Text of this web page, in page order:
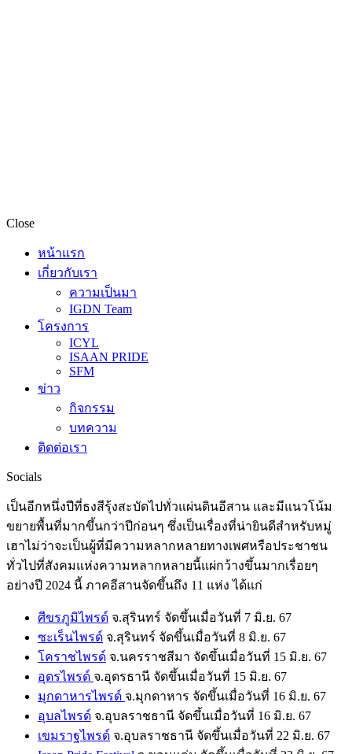
Close
หน้าแรก
เกี่ยวกับเรา
ความเป็นมา
IGDN Team
โครงการ
ICYL
ISAAN PRIDE
SFM
ข่าว
กิจกรรม
บทความ
ติดต่อเรา
Socials
เป็นอีกหนึ่งปีที่ธงสีรุ้งสะบัดไปทั่วแผ่นดินอีสาน และมีแนวโน้ม
ขยายพื้นที่มากขึ้นกว่าปีก่อนๆ ซึ่งเป็นเรื่องที่น่ายินดีสำหรับหมู่
เฮาไม่ว่าจะเป็นผู้ที่มีความหลากหลายทางเพศหรือประชาชน
ทั่วไปที่สังคมแห่งความหลากหลายนี้แผ่กว้างขึ้นมากเรื่อยๆ
อย่างปี 2024 นี้ ภาคอีสานจัดขึ้นถึง 11 แห่ง ได้แก่
ศีขรภูมิไพรด์ จ.สุรินทร์ จัดขึ้นเมื่อวันที่ 7 มิ.ย. 67
ซะเร็นไพรด์ จ.สุรินทร์ จัดขึ้นเมื่อวันที่ 8 มิ.ย. 67
โคราชไพรด์ จ.นครราชสีมา จัดขึ้นเมื่อวันที่ 15 มิ.ย. 67
อุดรไพรด์ จ.อุดรธานี จัดขึ้นเมื่อวันที่ 15 มิ.ย. 67
มุกดาหารไพรด์ จ.มุกดาหาร จัดขึ้นเมื่อวันที่ 16 มิ.ย. 67
อุบลไพรด์ จ.อุบลราชธานี จัดขึ้นเมื่อวันที่ 16 มิ.ย. 67
เขมราฐไพรด์ จ.อุบลราชธานี จัดขึ้นเมื่อวันที่ 22 มิ.ย. 67